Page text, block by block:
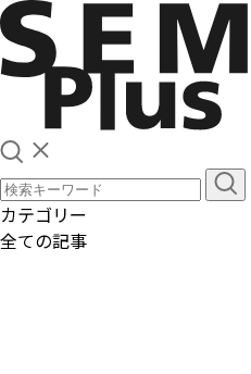
カテゴリー
全ての記事